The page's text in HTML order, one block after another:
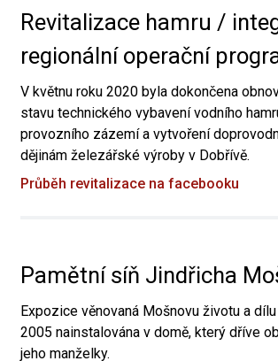
Revitalizace hamru /
regionální operační
V květnu roku 2020 byla dokončena
stavu technického vybavení vodního
provozního zázemí a vytvoření
dějinám železářské výroby v Dobřívě.
Průběh revitalizace na facebooku
Pamětní síň Jindřicha
Expozice věnovaná Mošnovu životu a
2005 nainstalována v domě, který dříve
jeho manželky.